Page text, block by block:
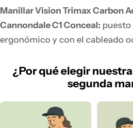
Manillar Vision Trimax Carbon
Cannondale C1 Conceal: puesto
ergonómico y con el cableado
¿Por qué elegir
segunda